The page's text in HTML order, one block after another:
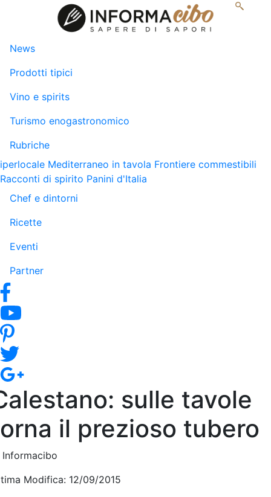
News
Prodotti tipici
Vino e spirits
Turismo enogastronomico
Rubriche
iperlocale Mediterraneo in tavola Frontiere commestibili
Racconti di spirito Panini d'Italia
Chef e dintorni
Ricette
Eventi
Partner
sulle tavole
il prezioso tubero
Modifica: 12/09/2015